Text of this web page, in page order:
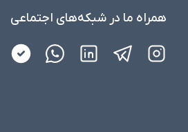
همراه ما در شبکه‌های اجتماعی